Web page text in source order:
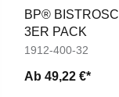
BP®
3ER PACK
1912-400-32
Ab 49,22 €*